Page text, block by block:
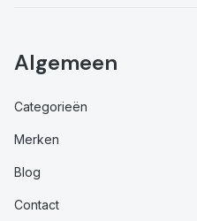
Algemeen
Categorieën
Merken
Blog
Contact